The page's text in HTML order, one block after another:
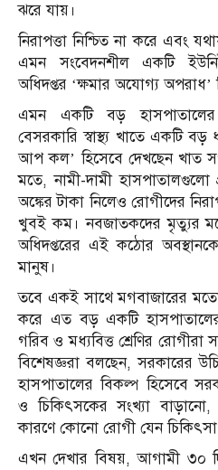
ঝরে যায়।
নিরাপত্তা নিশ্চিত না করে এবং
এমন সংবেদনশীল একটি
অধিদপ্তর ‘ক্ষমার অযোগ্য অপরাধ’
এমন একটি বড় হাসপাতালের
বেসরকারি স্বাস্থ্য খাতে একটি
আপ কল’ হিসেবে দেখছেন খাত
মতে, নামী-দামী হাসপাতালগুলো
অঙ্কের টাকা নিলেও রোগীদের
খুবই কম। নবজাতকদের মৃত্যুর
অধিদপ্তরের এই কঠোর
মানুষ।
তবে একই সাথে মগবাজারের
করে এত বড় একটি
গরিব ও মধ্যবিত্ত শ্রেণির রোগীরা
বিশেষজ্ঞরা বলছেন, সরকারের
হাসপাতালের বিকল্প হিসেবে
ও চিকিৎসকের সংখ্যা
কারণে কোনো রোগী যেন চিকিৎসা
এখন দেখার বিষয়, আগামী ৩০